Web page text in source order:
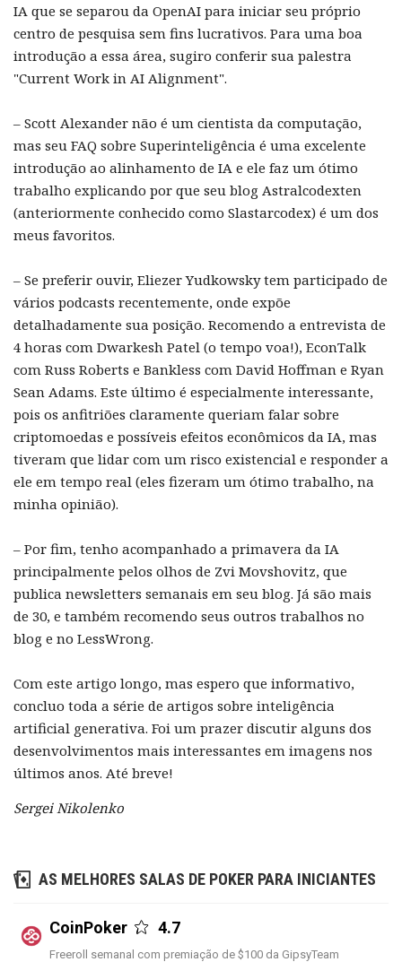
IA que se separou da OpenAI para iniciar seu próprio
centro de pesquisa sem fins lucrativos. Para uma boa
introdução a essa área, sugiro conferir sua palestra
"Current Work in AI Alignment".
– Scott Alexander não é um cientista da computação,
mas seu FAQ sobre Superinteligência é uma excelente
introdução ao alinhamento de IA e ele faz um ótimo
trabalho explicando por que seu blog Astralcodexten
(anteriormente conhecido como Slastarcodex) é um dos
meus favoritos.
– Se preferir ouvir, Eliezer Yudkowsky tem participado de
vários podcasts recentemente, onde expõe
detalhadamente sua posição. Recomendo a entrevista de
4 horas com Dwarkesh Patel (o tempo voa!), EconTalk
com Russ Roberts e Bankless com David Hoffman e Ryan
Sean Adams. Este último é especialmente interessante,
pois os anfitriões claramente queriam falar sobre
criptomoedas e possíveis efeitos econômicos da IA, mas
tiveram que lidar com um risco existencial e responder a
ele em tempo real (eles fizeram um ótimo trabalho, na
minha opinião).
– Por fim, tenho acompanhado a primavera da IA
principalmente pelos olhos de Zvi Movshovitz, que
publica newsletters semanais em seu blog. Já são mais
de 30, e também recomendo seus outros trabalhos no
blog e no LessWrong.
Com este artigo longo, mas espero que informativo,
concluo toda a série de artigos sobre inteligência
artificial generativa. Foi um prazer discutir alguns dos
desenvolvimentos mais interessantes em imagens nos
últimos anos. Até breve!
Sergei Nikolenko
AS MELHORES SALAS DE POKER PARA INICIANTES
CoinPoker 4.7
Freeroll semanal com premiação de $100 da GipsyTeam